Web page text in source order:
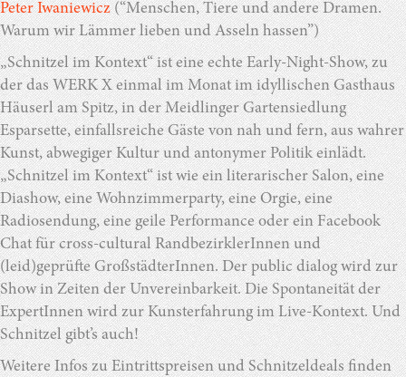
Peter Iwaniewicz(“Menschen, Tiere und andere Dramen.
Warum wir Lämmer lieben und Asseln hassen”)
„Schnitzel im Kontext“ ist eine echte Early-Night-Show, zu
der das WERK X einmal im Monat im idyllischen Gasthaus
Häuserl am Spitz, in der Meidlinger Gartensiedlung
Esparsette, einfallsreiche Gäste von nah und fern, aus wahrer
Kunst, abwegiger Kultur und antonymer Politik einlädt.
„Schnitzel im Kontext“ ist wie ein literarischer Salon, eine
Diashow, eine Wohnzimmerparty, eine Orgie, eine
Radiosendung, eine geile Performance oder ein Facebook
Chat für cross-cultural RandbezirklerInnen und
(leid)geprüfte GroßstädterInnen. Der public dialog wird zur
Show in Zeiten der Unvereinbarkeit. Die Spontaneität der
ExpertInnen wird zur Kunsterfahrung im Live-Kontext. Und
Schnitzel gibt’s auch!
Weitere Infos zu Eintrittspreisen und Schnitzeldeals finden